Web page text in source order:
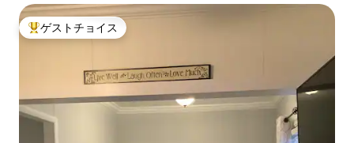
大好評のゲストチョイスです。
ゲストチョイス